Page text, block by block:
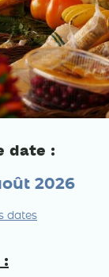
date :
2026
dates
: